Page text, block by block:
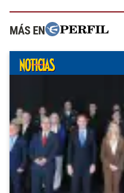
MÁS EN